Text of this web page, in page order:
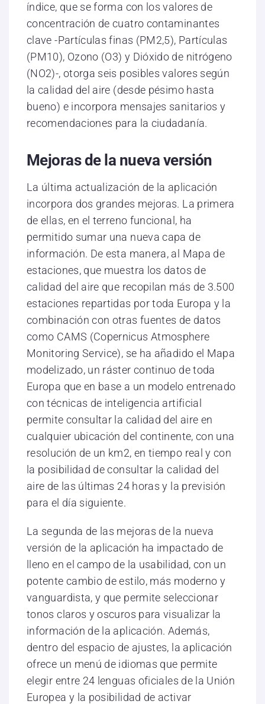
índice, que se forma con los valores de
concentración de cuatro contaminantes
clave -Partículas finas (PM2,5), Partículas
(PM10), Ozono (O3) y Dióxido de nitrógeno
(NO2)-, otorga seis posibles valores según
la calidad del aire (desde pésimo hasta
bueno) e incorpora mensajes sanitarios y
recomendaciones para la ciudadanía.
Mejoras de la nueva versión
La última actualización de la aplicación
incorpora dos grandes mejoras. La primera
de ellas, en el terreno funcional, ha
permitido sumar una nueva capa de
información. De esta manera, al Mapa de
estaciones, que muestra los datos de
calidad del aire que recopilan más de 3.500
estaciones repartidas por toda Europa y la
combinación con otras fuentes de datos
como CAMS (Copernicus Atmosphere
Monitoring Service), se ha añadido el Mapa
modelizado, un ráster continuo de toda
Europa que en base a un modelo entrenado
con técnicas de inteligencia artificial
permite consultar la calidad del aire en
cualquier ubicación del continente, con una
resolución de un km2, en tiempo real y con
la posibilidad de consultar la calidad del
aire de las últimas 24 horas y la previsión
para el día siguiente.
La segunda de las mejoras de la nueva
versión de la aplicación ha impactado de
lleno en el campo de la usabilidad, con un
potente cambio de estilo, más moderno y
vanguardista, y que permite seleccionar
tonos claros y oscuros para visualizar la
información de la aplicación. Además,
dentro del espacio de ajustes, la aplicación
ofrece un menú de idiomas que permite
elegir entre 24 lenguas oficiales de la Unión
Europea y la posibilidad de activar